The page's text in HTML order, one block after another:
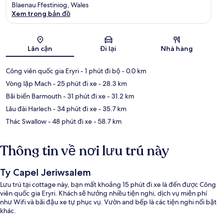
Bản đồ
Blaenau Ffestiniog, Wales
Xem trong bản đồ
Lân cận Đi lại Nhà hàng
Công viên quốc gia Eryri- 1 phút đi bộ- 0.0 km
Vòng lặp Mach- 25 phút đi xe- 28.3 km
Bãi biển Barmouth- 31 phút đi xe- 31.2 km
Lâu đài Harlech- 34 phút đi xe- 35.7 km
Thác Swallow- 48 phút đi xe- 58.7 km
Thông tin về nơi lưu trú này
Ty Capel Jeriwsalem
Lưu trú tại cottage này, bạn mất khoảng 15 phút đi xe là đến được Công
viên quốc gia Eryri. Khách sẽ hưởng nhiều tiện nghi, dịch vụ miễn phí
như Wifi và bãi đậu xe tự phục vụ. Vườn and bếp là các tiện nghi nổi bật
khác.